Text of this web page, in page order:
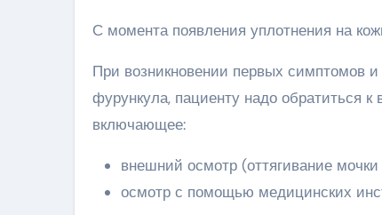
С момента появления уплотнения на
При возникновении первых симптомов
фурункула, пациенту надо обратиться к
включающее:
внешний осмотр (оттягивание
осмотр с помощью медицинских